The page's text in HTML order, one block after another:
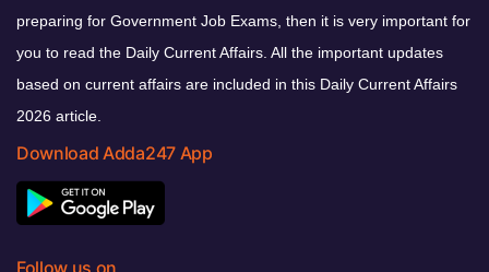
preparing for Government Job Exams, then it is very important for
you to read the Daily Current Affairs. All the important updates
based on current affairs are included in this Daily Current Affairs
2026 article.
Download Adda247 App